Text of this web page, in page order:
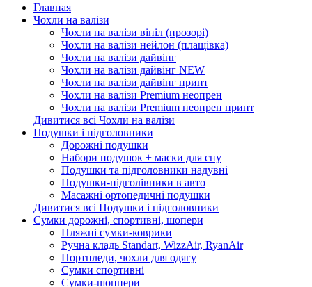
Главная
Чохли на валізи
Чохли на валізи вініл (прозорі)
Чохли на валізи нейлон (плащівка)
Чохли на валізи дайвінг
Чохли на валізи дайвінг NEW
Чохли на валізи дайвінг принт
Чохли на валізи Premium неопрен
Чохли на валізи Premium неопрен принт
Дивитися всі Чохли на валізи
Подушки і підголовники
Дорожні подушки
Набори подушок + маски для сну
Подушки та підголовники надувні
Подушки-підголівники в авто
Масажні ортопедичні подушки
Дивитися всі Подушки і підголовники
Сумки дорожні, спортивні, шопери
Пляжні сумки-коврики
Ручна кладь Standart, WizzAir, RyanAir
Портпледи, чохли для одягу
Сумки спортивні
Сумки-шоппери